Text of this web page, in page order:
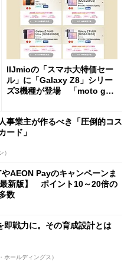
IIJmioの「スマホ大特価セー
ル」に「Galaxy Z8」シリー
ズ3機種が登場 「moto g37
事業主が作るべき「圧倒的コス
ード」
）
AEON Payのキャンペーンま
新版】 ポイント10～20倍の
数
即戦力に。その育成設計とは
ホールディングス）